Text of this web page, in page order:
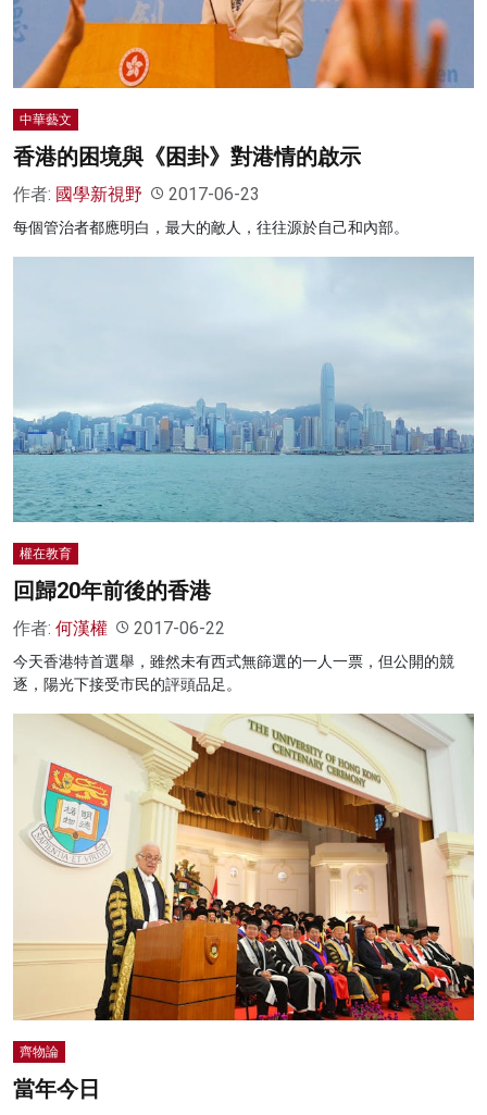
中華藝文
香港的困境與《困卦》對港情的啟示
作者: 國學新視野 2017-06-23
每個管治者都應明白，最大的敵人，往往源於自己和內部。
權在教育
回歸20年前後的香港
作者: 何漢權 2017-06-22
今天香港特首選舉，雖然未有西式無篩選的一人一票，但公開的競
逐，陽光下接受市民的評頭品足。
齊物論
當年今日